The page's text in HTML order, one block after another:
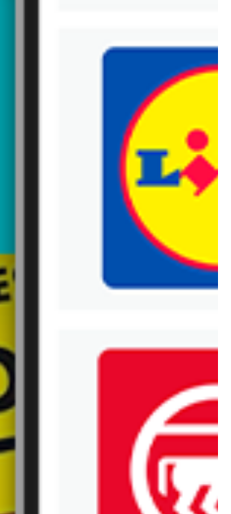
nieaktualną gazetkę
aktualne gazetki Blix!
od dziś
Rossmann
Nowe MEGA PROMOCJE - od 6.08